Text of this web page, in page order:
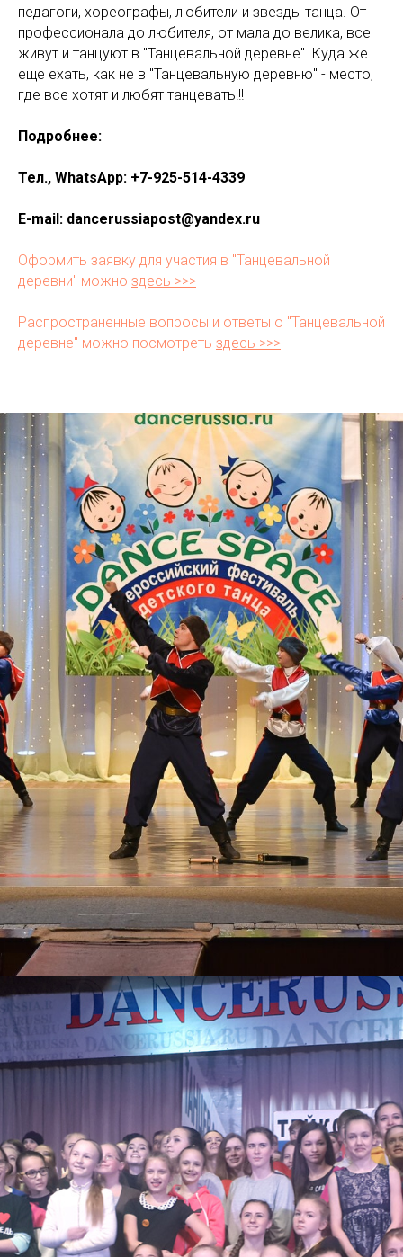
педагоги, хореографы, любители и звезды танца. От
профессионала до любителя, от мала до велика, все
живут и танцуют в "Танцевальной деревне". Куда же
еще ехать, как не в "Танцевальную деревню" - место,
где все хотят и любят танцевать!!!
Подробнее:
Тел., WhatsApp: +7-925-514-4339
E-mail: dancerussiapost@yandex.ru
Оформить заявку для участия в "Танцевальной
деревни" можно здесь >>>
Распространенные вопросы и ответы о "Танцевальной
деревне" можно посмотреть здесь >>>